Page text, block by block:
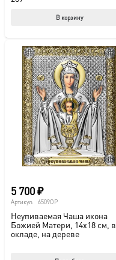
В корзину
5 700₽
Артикул: 6509OP
Неупиваемая Чаша икона
Божией Матери, 14х18 см, в
окладе, на дереве